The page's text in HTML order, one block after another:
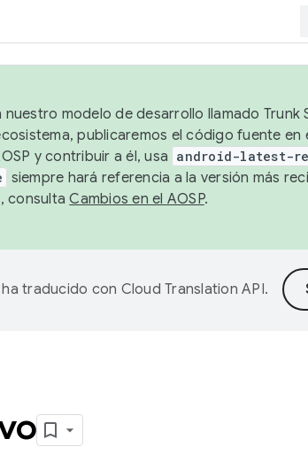
modelo de desarrollo llamado Trunk
publicaremos el código fuente en
y contribuir a él, usa android-latest-
siempre hará referencia a la versión más
consultaCambios en el AOSP.
traducido con Cloud Translation API.